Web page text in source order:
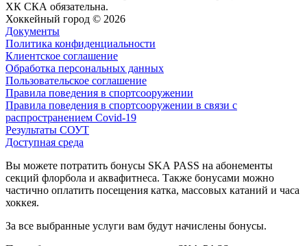
ХК СКА обязательна.
Хоккейный город © 2026
Документы
Политика конфиденциальности
Клиентское соглашение
Обработка персональных данных
Пользовательское соглашение
Правила поведения в спортсооружении
Правила поведения в спортсооружении в связи с
распространением Covid-19
Результаты СОУТ
Доступная среда
Вы можете потратить бонусы SKA PASS на абонементы
секций флорбола и аквафитнеса. Также бонусами можно
частично оплатить посещения катка, массовых катаний и часа
хоккея.
За все выбранные услуги вам будут начислены бонусы.